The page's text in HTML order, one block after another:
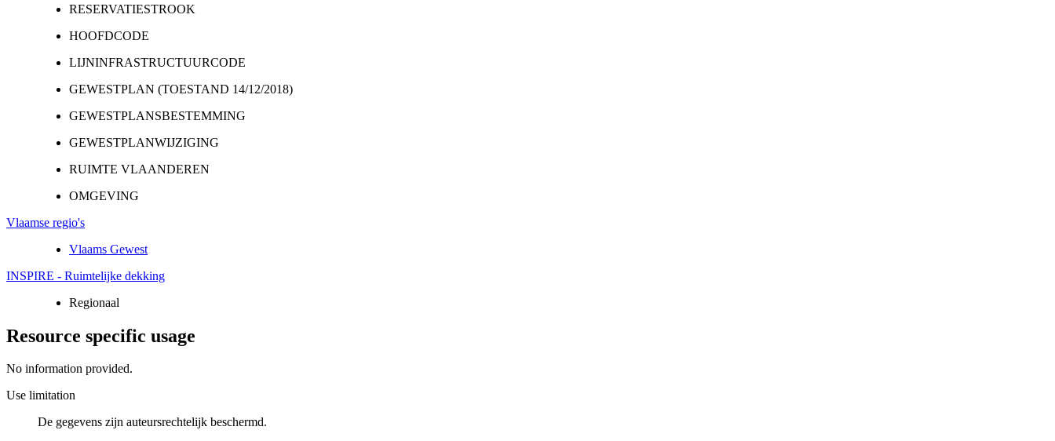
RESERVATIESTROOK
HOOFDCODE
LIJNINFRASTRUCTUURCODE
GEWESTPLAN (TOESTAND 14/12/2018)
GEWESTPLANSBESTEMMING
GEWESTPLANWIJZIGING
RUIMTE VLAANDEREN
OMGEVING
Vlaamse regio's
Vlaams Gewest
INSPIRE - Ruimtelijke dekking
Regionaal
Resource specific usage
No information provided.
Use limitation
De gegevens zijn auteursrechtelijk beschermd.